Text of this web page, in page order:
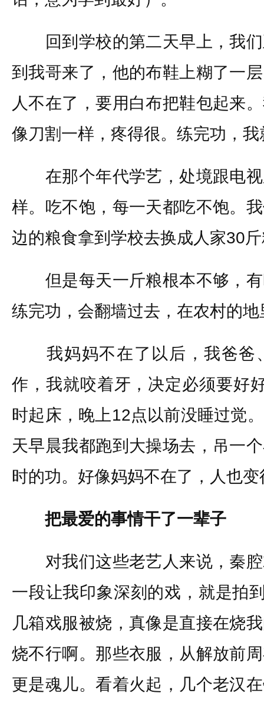
回到学校的第二天早上，我们
到我哥来了，他的布鞋上糊了一
人不在了，要用白布把鞋包起来
像刀割一样，疼得很。练完功，
在那个年代学艺，处境跟电视
样。吃不饱，每一天都吃不饱。
边的粮食拿到学校去换成人家30
但是每天一斤粮根本不够，有
练完功，会翻墙过去，在农村的
我妈妈不在了以后，我爸爸
作，我就咬着牙，决定必须要好
时起床，晚上12点以前没睡过觉
天早晨我都跑到大操场去，吊一
时的功。好像妈妈不在了，人也
把最爱的事情干了一辈子
对我们这些老艺人来说，秦腔
一段让我印象深刻的戏，就是拍
几箱戏服被烧，真像是直接在烧
烧不行啊。那些衣服，从解放前
更是魂儿。看着火起，几个老汉